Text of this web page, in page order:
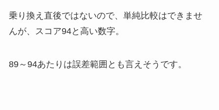
乗り換え直後ではないので、単純比較はできませ
んが、スコア94と高い数字。
89～94あたりは誤差範囲とも言えそうです。